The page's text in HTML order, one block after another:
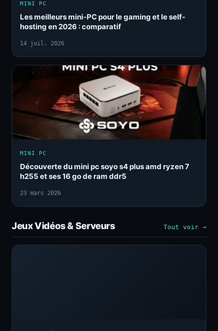
MINI PC
Les meilleurs mini-PC pour le gaming et le self-
hosting en 2026 : comparatif
14 juil. 2026
MINI PC
Découverte du mini pc soyo s4 plus amd ryzen 7
h255 et ses 16 go de ram ddr5
23 mars 2026
Jeux Vidéos & Serveurs Tout voir →